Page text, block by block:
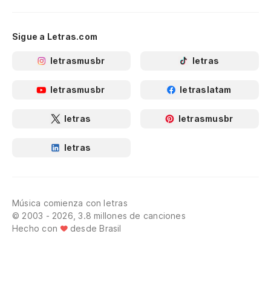
Sigue a Letras.com
letrasmusbr letras
letrasmusbr letraslatam
letras letrasmusbr
letras
Música comienza con letras
© 2003 - 2026, 3.8 millones de canciones
Hecho con
desde Brasil